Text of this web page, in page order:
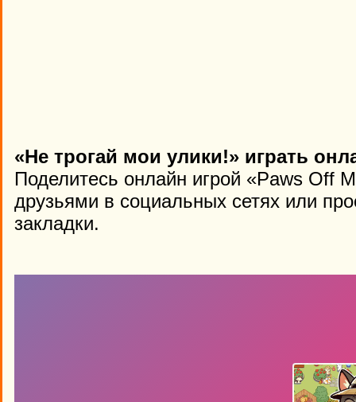
«Не трогай мои улики!» играть
Поделитесь онлайн игрой «Paws Off
друзьями в социальных сетях или
закладки.